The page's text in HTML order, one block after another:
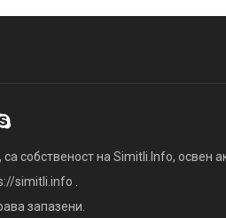
собственост на Simitli.Info, освен
simitli.info .
запазени.